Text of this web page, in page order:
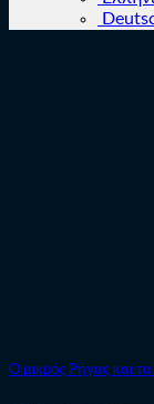
Ο μικρός Ρήγας και